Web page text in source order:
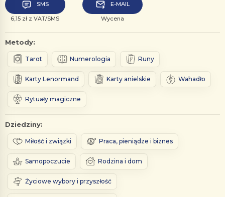
SMS
6,15 zł z VAT/SMS
E-MAIL
Wycena
Metody:
Tarot Numerologia Runy
Karty Lenormand Karty anielskie Wahadło
Rytuały magiczne
Dziedziny:
Miłość i związki Praca, pieniądze i biznes
Samopoczucie Rodzina i dom
Życiowe wybory i przyszłość